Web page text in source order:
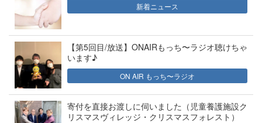
新着ニュース
【第5回目/放送】ONAIRもっち〜ラジオ聴けちゃ
います♪
ON AIR もっち〜ラジオ
寄付を直接お渡しに伺いました（児童養護施設ク
リスマスヴィレッジ・クリスマスフォレスト）